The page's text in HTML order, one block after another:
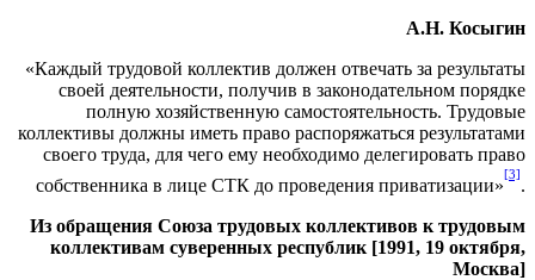
А.Н. Косыгин
«Каждый трудовой коллектив должен отвечать за результаты
своей деятельности, получив в законодательном порядке
полную хозяйственную самостоятельность. Трудовые
коллективы должны иметь право распоряжаться результатами
своего труда, для чего ему необходимо делегировать право
собственника в лице СТК до проведения приватизации»
[3]
.
Из обращения Союза трудовых коллективов к трудовым
коллективам суверенных республик [1991, 19 октября,
Москва]